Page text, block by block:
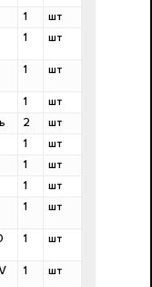
1
шт
1 шт
1 шт
1
шт
2
шт
1
шт
1
шт
1
шт
1 шт
1 шт
1 шт